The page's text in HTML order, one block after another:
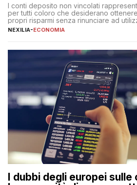
I conti deposito non vincolati
per tutti coloro che desiderano
propri risparmi senza rinunciare ad
necessità. A differenza delle forme
flessibilità e rendimento. Come
NEXILIA-ECONOMIA
I dubbi degli europei